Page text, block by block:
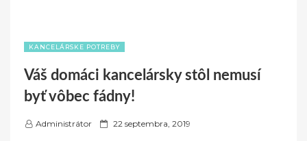
KANCELÁRSKE POTREBY
Váš domáci kancelársky stôl nemusí
byť vôbec fádny!
Administrátor
P 22 septembra, 2019